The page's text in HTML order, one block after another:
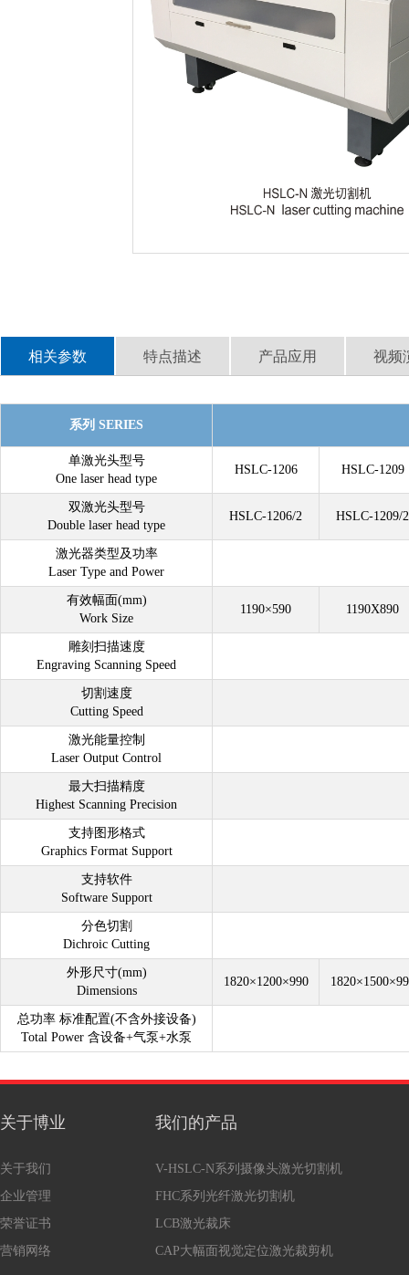
相关参数 特点描述 产品应用 视频
系列 SERIES
单激光头型号
One laser head type
HSLC-1206 HSLC-1209
双激光头型号
Double laser head type
HSLC-1206/2 HSLC-1209/2
激光器类型及功率
Laser Type and Power
有效幅面(mm)
Work Size
1190×590 1190X890
雕刻扫描速度
Engraving Scanning Speed
切割速度
Cutting Speed
激光能量控制
Laser Output Control
最大扫描精度
Highest Scanning Precision
支持图形格式
Graphics Format Support
支持软件
Software Support
分色切割
Dichroic Cutting
外形尺寸(mm)
Dimensions
1820×1200×990
总功率 标准配置(不含外接设备)
Total Power 含设备+气泵+水泵
关于博业
关于我们
企业管理
荣誉证书
营销网络
我们的产品
V-HSLC-N系列摄像头激光切割机
FHC系列光纤激光切割机
LCB激光裁床
CAP大幅面视觉定位激光裁剪机